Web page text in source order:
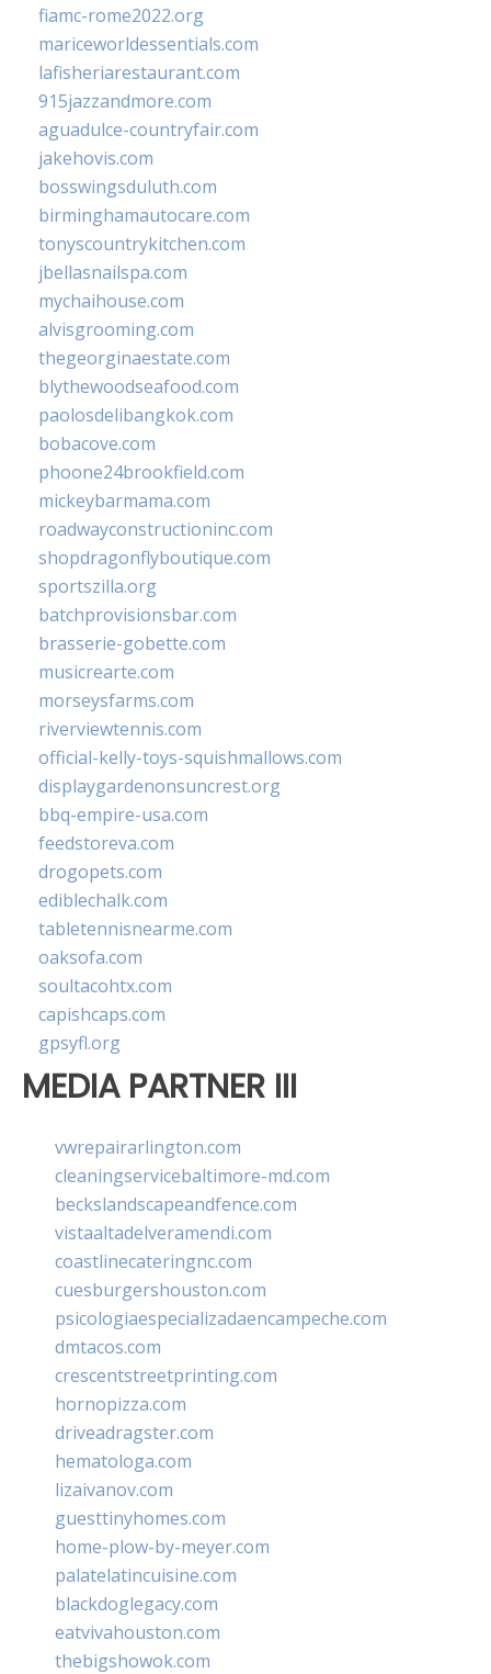
fiamc-rome2022.org
mariceworldessentials.com
lafisheriarestaurant.com
915jazzandmore.com
aguadulce-countryfair.com
jakehovis.com
bosswingsduluth.com
birminghamautocare.com
tonyscountrykitchen.com
jbellasnailspa.com
mychaihouse.com
alvisgrooming.com
thegeorginaestate.com
blythewoodseafood.com
paolosdelibangkok.com
bobacove.com
phoone24brookfield.com
mickeybarmama.com
roadwayconstructioninc.com
shopdragonflyboutique.com
sportszilla.org
batchprovisionsbar.com
brasserie-gobette.com
musicrearte.com
morseysfarms.com
riverviewtennis.com
official-kelly-toys-squishmallows.com
displaygardenonsuncrest.org
bbq-empire-usa.com
feedstoreva.com
drogopets.com
ediblechalk.com
tabletennisnearme.com
oaksofa.com
soultacohtx.com
capishcaps.com
gpsyfl.org
MEDIA PARTNER III
vwrepairarlington.com
cleaningservicebaltimore-md.com
beckslandscapeandfence.com
vistaaltadelveramendi.com
coastlinecateringnc.com
cuesburgershouston.com
psicologiaespecializadaencampeche.com
dmtacos.com
crescentstreetprinting.com
hornopizza.com
driveadragster.com
hematologa.com
lizaivanov.com
guesttinyhomes.com
home-plow-by-meyer.com
palatelatincuisine.com
blackdoglegacy.com
eatvivahouston.com
thebigshowok.com